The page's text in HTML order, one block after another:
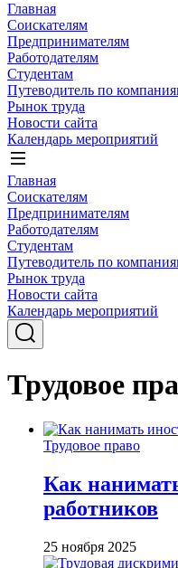
Главная
Соискателям
Предпринимателям
Работодателям
Студентам
Путеводитель по
Рынок труда
Новости сайта
Календарь мероприятий
Главная
Соискателям
Предпринимателям
Работодателям
Студентам
Путеводитель по
Рынок труда
Новости сайта
Календарь мероприятий
Трудовое
Трудовое право
Как
работников
25 ноября 2025